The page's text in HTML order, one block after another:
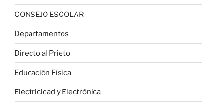
CONSEJO ESCOLAR
Departamentos
Directo al Prieto
Educación Física
Electricidad y Electrónica